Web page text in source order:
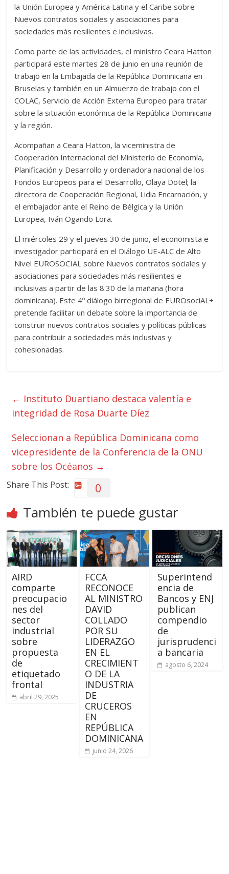
la Unión Europea y América Latina y el Caribe sobre
Nuevos contratos sociales y asociaciones para
sociedades más resilientes e inclusivas.
Como parte de las actividades, el ministro Ceara Hatton
participará este martes 28 de junio en una reunión de
trabajo en la Embajada de la República Dominicana en
Bruselas y también en un Almuerzo de trabajo con el
COLAC, Servicio de Acción Externa Europeo para tratar
sobre la situación económica de la República Dominicana
y la región.
Acompañan a Ceara Hatton, la viceministra de
Cooperación Internacional del Ministerio de Economía,
Planificación y Desarrollo y ordenadora nacional de los
Fondos Europeos para el Desarrollo, Olaya Dotel; la
directora de Cooperación Regional, Lidia Encarnación, y
el embajador ante el Reino de Bélgica y la Unión
Europea, Iván Ogando Lora.
El miércoles 29 y el jueves 30 de junio, el economista e
investigador participará en el Diálogo UE-ALC de Alto
Nivel EUROSOCIAL sobre Nuevos contratos sociales y
asociaciones para sociedades más resilientes e
inclusivas a partir de las 8:30 de la mañana (hora
dominicana). Este 4º diálogo birregional de EUROsociAL+
pretende facilitar un debate sobre la importancia de
construir nuevos contratos sociales y políticas públicas
para contribuir a sociedades más inclusivas y
cohesionadas.
← Instituto Duartiano destaca valentía e
integridad de Rosa Duarte Díez
Seleccionan a República Dominicana como
vicepresidente de la Conferencia de la ONU
sobre los Océanos →
Share This Post: 0
También te puede gustar
AIRD
comparte
preocupacio
nes del
sector
industrial
sobre
propuesta
de
etiquetado
frontal
abril 29, 2025
FCCA
RECONOCE
AL MINISTRO
DAVID
COLLADO
POR SU
LIDERAZGO
EN EL
CRECIMIENT
O DE LA
INDUSTRIA
DE
CRUCEROS
EN
REPÚBLICA
DOMINICANA
junio 24, 2026
Superintend
encia de
Bancos y ENJ
publican
compendio
de
jurisprudenci
a bancaria
agosto 6, 2024